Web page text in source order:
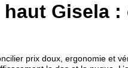
Gisela :
prix doux, ergonomie et